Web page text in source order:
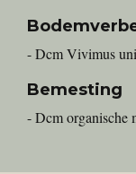
- Dcm Vivimus
Bemesting
- Dcm organische